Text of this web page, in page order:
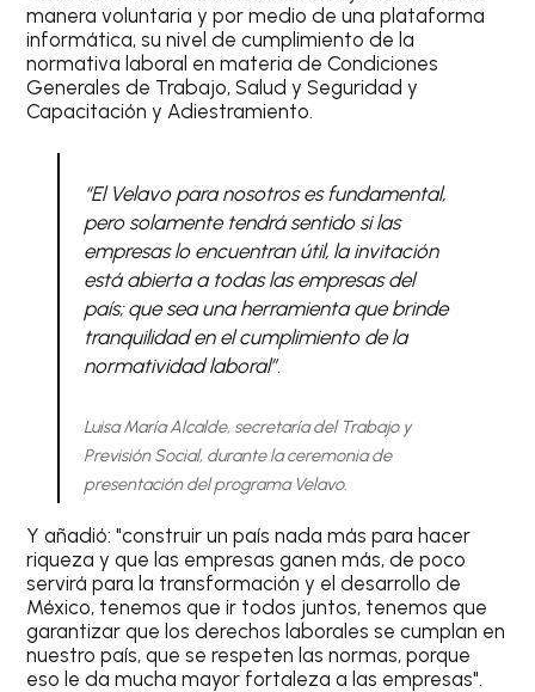
manera voluntaria y por medio de una plataforma
informática, su nivel de cumplimiento de la
normativa laboral en materia de Condiciones
Generales de Trabajo, Salud y Seguridad y
Capacitación y Adiestramiento.
“El Velavo para nosotros es fundamental,
pero solamente tendrá sentido si las
empresas lo encuentran útil, la invitación
está abierta a todas las empresas del
país; que sea una herramienta que brinde
tranquilidad en el cumplimiento de la
normatividad laboral”.
Luisa María Alcalde, secretaría del Trabajo y
Previsión Social, durante la ceremonia de
presentación del programa Velavo.
Y añadió: "construir un país nada más para hacer
riqueza y que las empresas ganen más, de poco
servirá para la transformación y el desarrollo de
México, tenemos que ir todos juntos, tenemos que
garantizar que los derechos laborales se cumplan en
nuestro país, que se respeten las normas, porque
eso le da mucha mayor fortaleza a las empresas".